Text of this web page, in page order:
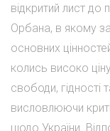
відкритий лист до
Орбана, в якому
основних
колись високо
свободи, гідності
висловлюючи
щодо України.